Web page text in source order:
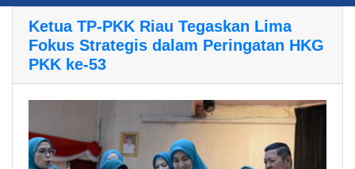
Ketua TP-PKK Riau Tegaskan Lima
Fokus Strategis dalam Peringatan HKG
PKK ke-53